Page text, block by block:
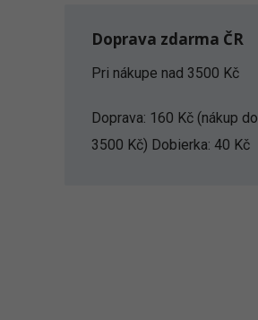
Doprava zdarma ČR
Pri nákupe nad 3500 Kč
Doprava: 160 Kč (nákup do
3500 Kč) Dobierka: 40 Kč